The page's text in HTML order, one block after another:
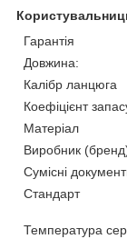
Гарантія
Довжина:
Калібр ланцюга
Коефіцієнт
Матеріал
Виробник
Сумісні
Стандарт
Температура